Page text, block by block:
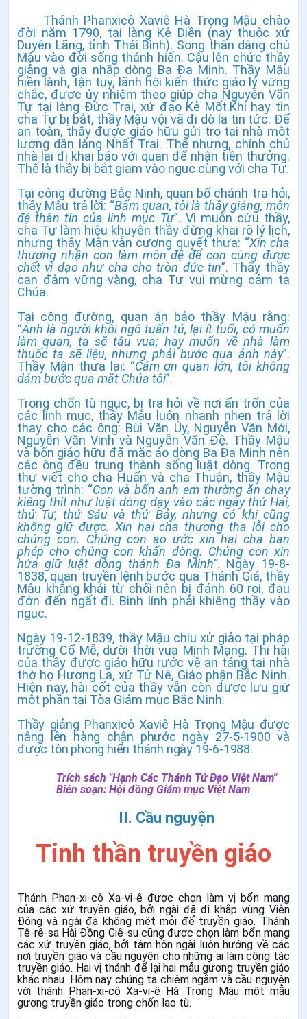
Thánh Phanxicô Xaviê Hà Trọng Mậu chào
đời năm 1790, tại làng Kẻ Diền (nay thuộc xứ
Duyên Lãng, tỉnh Thái Bình). Song thân dâng chú
Mậu vào đời sống thánh hiến. Cậu lên chức thầy
giảng và gia nhập dòng Ba Đa Minh. Thầy Mậu
hiền lành, tận tụy, lãnh hội kiến thức giáo lý vững
chắc, được ủy nhiệm theo giúp cha Nguyễn Văn
Tự tại làng Đức Trai, xứ đạo Kẻ Mốt.Khi hay tin
cha Tự bị bắt, thầy Mậu vội vã đi dò la tin tức. Để
an toàn, thầy được giáo hữu gửi trọ tại nhà một
lương dân làng Nhất Trai. Thế nhưng, chính chủ
nhà lại đi khai báo với quan để nhận tiền thưởng.
Thế là thầy bị bắt giam vào ngục cùng với cha Tự.
Tại công đường Bắc Ninh, quan bố chánh tra hỏi,
thầy Mậu trả lời: “Bẩm quan, tôi là thầy giảng, môn
đệ thân tín của linh mục Tự”. Vì muốn cứu thầy,
cha Tự làm hiệu khuyên thầy đừng khai rõ lý lịch,
nhưng thầy Mận vẫn cương quyết thưa: “Xin cha
thương nhận con làm môn đệ để con cùng được
chết vì đạo như cha cho tròn đức tin”. Thấy thầy
can đảm vững vàng, cha Tự vui mừng cảm tạ
Chúa.
Tại công đường, quan án bảo thầy Mậu rằng:
“Anh là người khôi ngô tuấn tú, lại ít tuổi, có muốn
làm quan, ta sẽ tâu vua; hay muốn về nhà làm
thuốc ta sẽ liệu, nhưng phải bước qua ảnh này”.
Thầy Mận thưa lại: “Cám ơn quan lớn, tôi không
dám bước qua mặt Chúa tôi”.
Trong chốn tù ngục, bị tra hỏi về nơi ẩn trốn của
các linh mục, thầy Mậu luôn nhanh nhẹn trả lời
thay cho các ông: Bùi Văn Úy, Nguyễn Văn Mới,
Nguyễn Văn Vinh và Nguyễn Văn Đệ. Thầy Mậu
và bốn giáo hữu đã mặc áo dòng Ba Đa Minh nên
các ông đều trung thành sống luật dòng. Trong
thư viết cho cha Huấn và cha Thuận, thầy Mậu
tường trình: “Con và bốn anh em thường ăn chay
kiêng thịt như luật dòng dạy vào các ngày thứ Hai,
thứ Tư, thứ Sáu và thứ Bảy, nhưng có khi cũng
không giữ được. Xin hai cha thương tha lỗi cho
chúng con. Chúng con ao ước xin hai cha ban
phép cho chúng con khấn dòng. Chúng con xin
hứa giữ luật dòng thánh Đa Minh”. Ngày 19-8-
1838, quan truyền lệnh bước qua Thánh Giá, thầy
Mậu khẳng khái từ chối nên bị đánh 60 roi, đau
đớn đến ngất đi. Binh lính phải khiêng thầy vào
ngục.
Ngày 19-12-1839, thầy Mậu chịu xử giảo tại pháp
trường Cổ Mễ, dười thời vua Minh Mạng. Thi hài
của thầy được giáo hữu rước về an táng tại nhà
thờ họ Hương La, xứ Tử Nê, Giáo phận Bắc Ninh.
Hiện nay, hài cốt của thầy vẫn còn được lưu giữ
một phần tại Tòa Giám mục Bắc Ninh.
Thầy giảng Phanxicô Xaviê Hà Trọng Mậu được
nâng lên hàng chân phước ngày 27-5-1900 và
được tôn phong hiển thánh ngày 19-6-1988.
Trích sách "Hạnh Các Thánh Tử Đạo Việt Nam"
Biên soạn:Hội đồng Giám mục Việt Nam
II. Cầu nguyện
Tinh thần truyền giáo
Thánh Phan-xi-cô Xa-vi-ê được chọn làm vị bổn mạng
của các xứ truyền giáo, bởi ngài đã đi khắp vùng Viễn
Đông và ngài đã không mệt mỏi để truyền giáo. Thánh
Tê-rê-sa Hài Đồng Giê-su cũng được chọn làm bổn mạng
các xứ truyền giáo, bởi tâm hồn ngài luôn hướng về các
nơi truyền giáo và cầu nguyện cho những ai làm công tác
truyền giáo. Hai vị thánh để lại hai mẫu gương truyền giáo
khác nhau. Hôm nay chúng ta chiêm ngắm và cầu nguyện
với thánh Phan-xi-cô Xa-vi-ê Hà Trọng Mậu một mẫu
gương truyền giáo trong chốn lao tù.